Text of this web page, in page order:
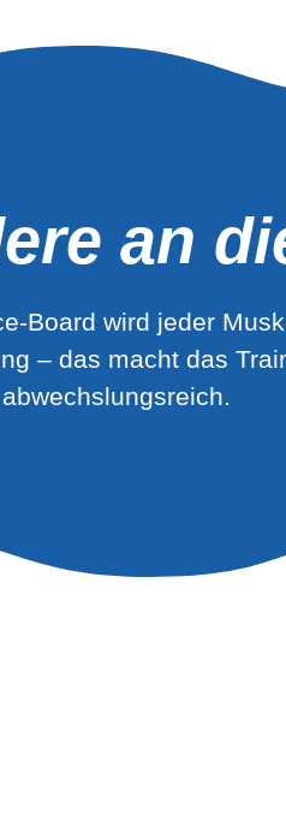
an
Board wird jeder
– das macht das
abwechslungsreich.